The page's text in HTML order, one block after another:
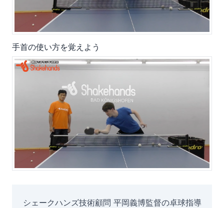
手首の使い方を覚えよう
シェークハンズ技術顧問 平岡義博監督の卓球指導